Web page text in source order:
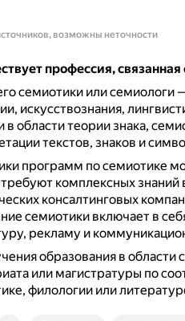
возможны неточности
профессия,
семиотики или семиологи
искусствознания,
в области теории знака,
текстов, знаков и
программ по семиотике
комплексных знаний
консалтинговых
семиотики включает в
рекламу и
образования в
или магистратуры по
филологии или